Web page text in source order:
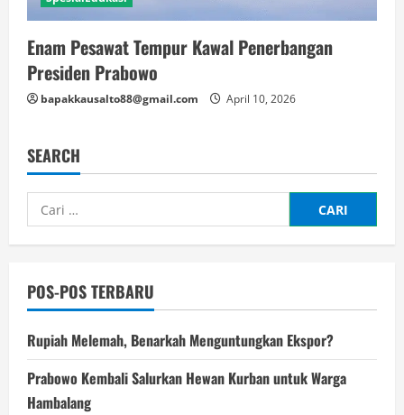
Enam Pesawat Tempur Kawal Penerbangan
Presiden Prabowo
bapakkausalto88@gmail.com April 10, 2026
SEARCH
Cari
untuk:
POS-POS TERBARU
Rupiah Melemah, Benarkah Menguntungkan Ekspor?
Prabowo Kembali Salurkan Hewan Kurban untuk Warga
Hambalang